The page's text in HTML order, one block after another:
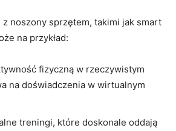
noszony sprzętem, takimi jak smart
na przykład:
fizyczną w rzeczywistym
na doświadczenia w wirtualnym
treningi, które doskonale oddają